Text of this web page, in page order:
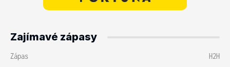
Zajímavé zápasy
Zápas
H2H